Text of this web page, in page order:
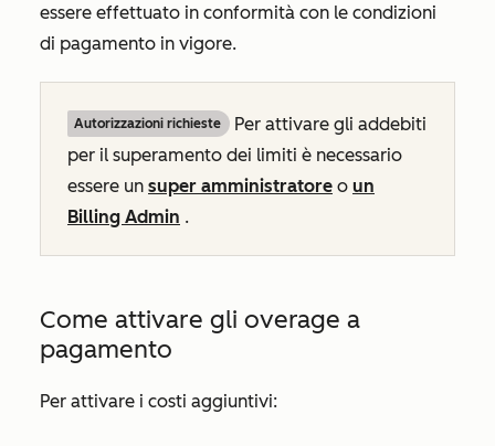
essere effettuato in conformità con le condizioni
di pagamento in vigore.
Autorizzazioni richieste
Per attivare gli addebiti
per il superamento dei limiti è necessario
essere un super amministratore o un
Billing Admin .
Come attivare gli overage a
pagamento
Per attivare i costi aggiuntivi: